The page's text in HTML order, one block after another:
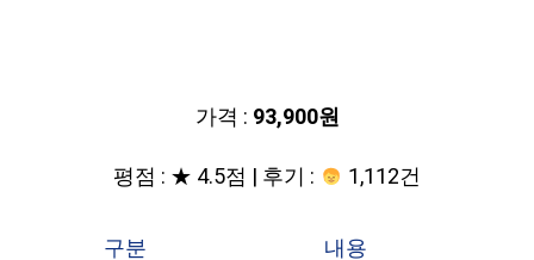
가격 : 93,900원
평점 : ★ 4.5점 | 후기 :
1,112건
구분
내용